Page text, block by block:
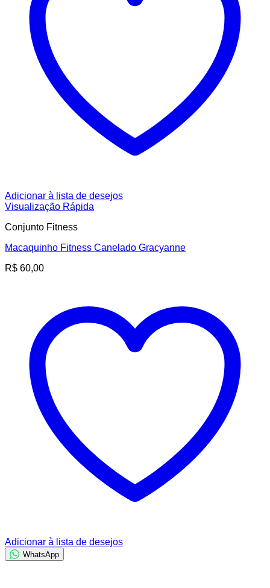
Adicionar à lista de desejos
Visualização Rápida
Conjunto Fitness
Macaquinho Fitness Canelado Gracyanne
R$ 60,00
Adicionar à lista de desejos
WhatsApp